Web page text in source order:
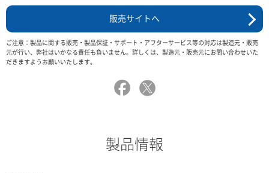
販売サイトへ
ご注意：製品に関する販売・製品保証・サポート・アフターサービス等の対応は製造元・販売
元が行い、弊社はいかなる責任も負いません。詳しくは、製造元・販売元にお問い合わせいた
だきますようお願いいたします。
製品情報